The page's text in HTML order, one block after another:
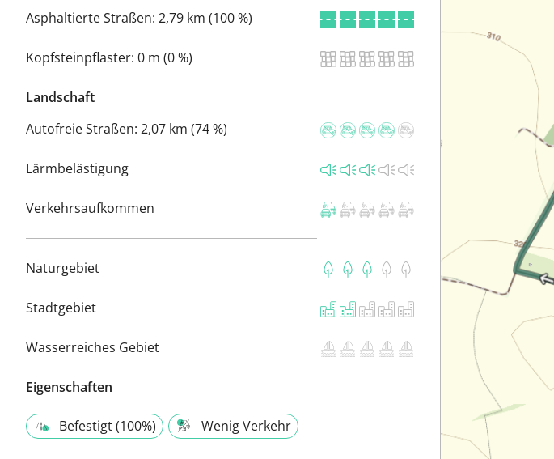
Asphaltierte Straßen: 2,79 km (100 %)
Kopfsteinpflaster: 0 m (0 %)
Landschaft
Autofreie Straßen: 2,07 km (74 %)
Lärmbelästigung
Verkehrsaufkommen
Naturgebiet
Stadtgebiet
Wasserreiches Gebiet
Eigenschaften
Befestigt (100%) Wenig Verkehr